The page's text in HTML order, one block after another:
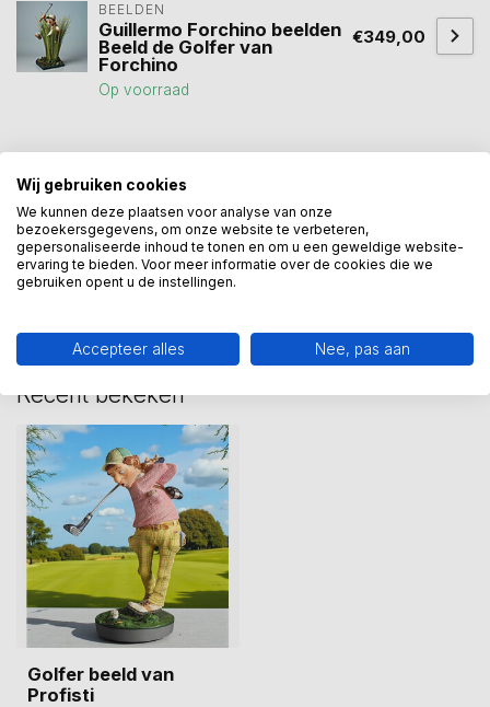
BEELDEN
Guillermo Forchino beelden
Beeld de Golfer van
Forchino
Op voorraad
€349,00
Heeft u een vraag over dit
kunstcadeau?
Wij assisteren u graag via 06-23643267
Recent bekeken
Golfer beeld van
Profisti
Wij gebruiken cookies
We kunnen deze plaatsen voor analyse van onze
bezoekersgegevens, om onze website te verbeteren,
gepersonaliseerde inhoud te tonen en om u een geweldige website-
ervaring te bieden. Voor meer informatie over de cookies die we
gebruiken opent u de instellingen.
Accepteer alles Nee, pas aan